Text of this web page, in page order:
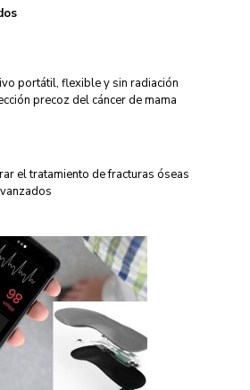
portátil, flexible y sin radiación
precoz del cáncer de mama
el tratamiento de fracturas óseas